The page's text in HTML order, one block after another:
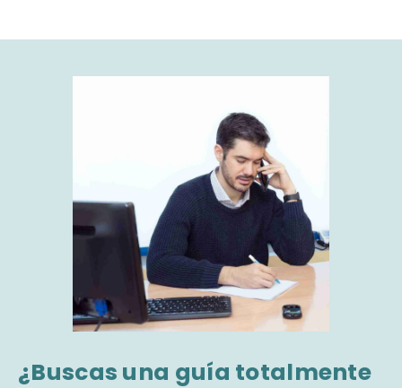
¿Buscas una guía totalmente